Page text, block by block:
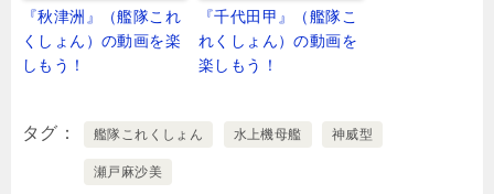
『秋津洲』（艦隊これ
くしょん）の動画を楽
しもう！
『千代田甲』（艦隊こ
れくしょん）の動画を
楽しもう！
タグ 艦隊これくしょん 水上機母艦 神威型
瀬戸麻沙美